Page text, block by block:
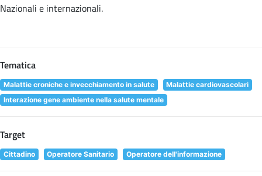
Nazionali e internazionali.
Tematica
Malattie croniche e invecchiamento in salute
Malattie cardiovascolari
Interazione gene ambiente nella salute mentale
Target
Cittadino Operatore Sanitario Operatore dell'informazione